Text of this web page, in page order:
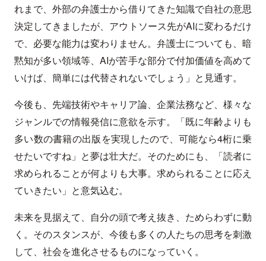
れまで、外部の弁護士から借りてきた知識で自社の意思
決定してきましたが、アウトソース先がAIに変わるだけ
で、必要な能力は変わりません。弁護士についても、暗
黙知が多い領域等、AIが苦手な部分で付加価値を高めて
いけば、簡単には代替されないでしょう」と見通す。
今後も、先端技術やキャリア論、企業法務など、様々な
ジャンルでの情報発信に意欲を示す。「既に年齢よりも
多い数の書籍の出版を実現したので、可能なら4桁に乗
せたいですね」と夢は壮大だ。そのためにも、「読者に
求められることが何よりも大事。求められることに応え
ていきたい」と意気込む。
未来を見据えて、自分の頭で考え抜き、ためらわずに動
く。そのスタンスが、今後も多くの人たちの思考を刺激
して、社会を進化させるものになっていく。